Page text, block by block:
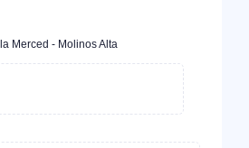
Merced - Molinos Alta